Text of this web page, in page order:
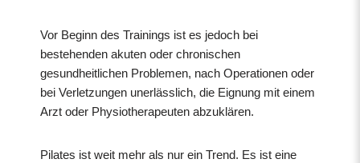
Vor Beginn des Trainings ist es jedoch bei
bestehenden akuten oder chronischen
gesundheitlichen Problemen, nach Operationen oder
bei Verletzungen unerlässlich, die Eignung mit einem
Arzt oder Physiotherapeuten abzuklären.
Pilates ist weit mehr als nur ein Trend. Es ist eine